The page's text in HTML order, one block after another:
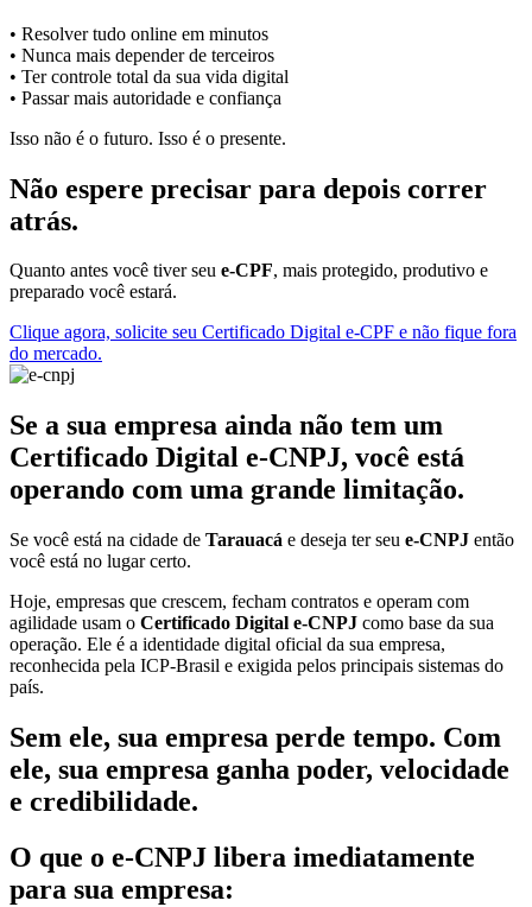
• Resolver tudo online em minutos
• Nunca mais depender de terceiros
• Ter controle total da sua vida digital
• Passar mais autoridade e confiança
Isso não é o futuro. Isso é o presente.
Não espere precisar para depois correr
atrás.
Quanto antes você tiver seu e-CPF, mais protegido, produtivo e
preparado você estará.
Clique agora, solicite seu Certificado Digital e-CPF e não fique fora
do mercado.
Se a sua empresa ainda não tem um
Certificado Digital e-CNPJ, você está
operando com uma grande limitação.
Se você está na cidade de Tarauacá e deseja ter seu e-CNPJ então
você está no lugar certo.
Hoje, empresas que crescem, fecham contratos e operam com
agilidade usam o Certificado Digital e-CNPJ como base da sua
operação. Ele é a identidade digital oficial da sua empresa,
reconhecida pela ICP-Brasil e exigida pelos principais sistemas do
país.
Sem ele, sua empresa perde tempo. Com
ele, sua empresa ganha poder, velocidade
e credibilidade.
O que o e-CNPJ libera imediatamente
para sua empresa: